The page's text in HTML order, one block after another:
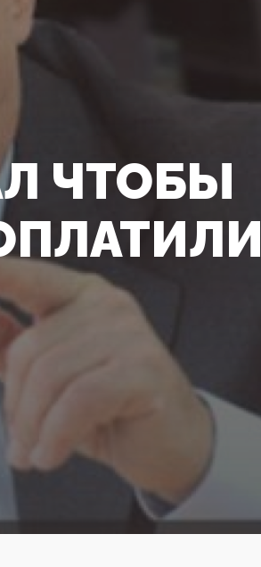
ЧТОБЫ